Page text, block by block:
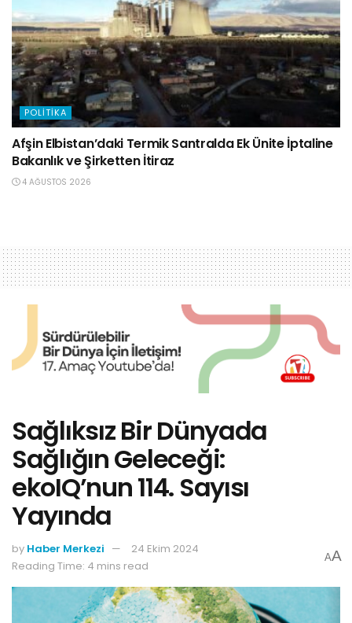
POLITIKA
Afşin Elbistan’daki Termik Santralda Ek Ünite İptaline
Bakanlık ve Şirketten İtiraz
4 AĞUSTOS 2026
Sağlıksız Bir Dünyada
Sağlığın Geleceği:
ekoIQ’nun 114. Sayısı
Yayında
by Haber Merkezi
24 Ekim 2024
Reading Time: 4 mins read
AA